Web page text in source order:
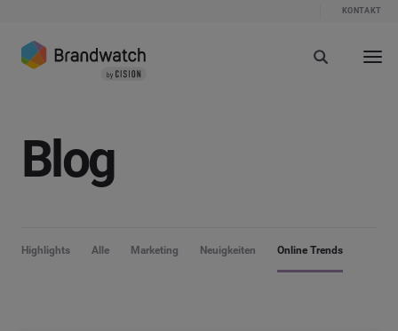
KONTAKT
Blog
Highlights Alle Marketing Neuigkeiten Online Trends